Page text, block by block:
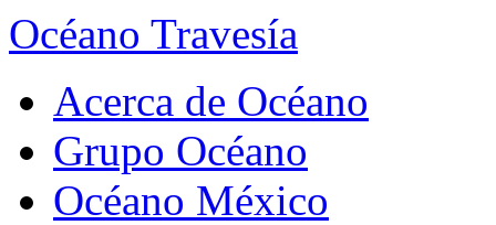
Océano Travesía
Acerca de Océano
Grupo Océano
Océano México